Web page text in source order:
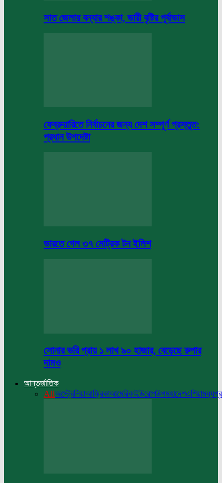
সাত জেলায় বন্যার শঙ্কা, ভারী বৃষ্টির পূর্বাভাস
ফেব্রুয়ারিতে নির্বাচনের জন্য দেশ সম্পূর্ণ প্রস্তুত:
প্রধান উপদেষ্টা
ভারতে গেল ৩৭ মেট্রিক টন ইলিশ
সোনার ভরি প্রায় ১ লাখ ৯০ হাজার, বেড়েছে রুপার
দামও
আন্তর্জাতিক
Allঅস্ট্রেলিয়াআফ্রিকাআমেরিকাইউরোপউপমহাদেশএশিয়া